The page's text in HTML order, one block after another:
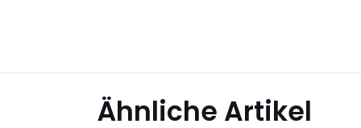
Ähnliche Artikel